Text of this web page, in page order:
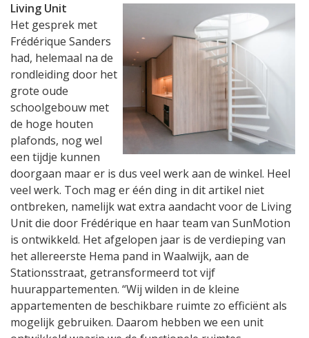
Living Unit
Het gesprek met
Frédérique Sanders
had, helemaal na de
rondleiding door het
grote oude
schoolgebouw met
de hoge houten
plafonds, nog wel
een tijdje kunnen
doorgaan maar er is dus veel werk aan de winkel. Heel
veel werk. Toch mag er één ding in dit artikel niet
ontbreken, namelijk wat extra aandacht voor de Living
Unit die door Frédérique en haar team van SunMotion
is ontwikkeld. Het afgelopen jaar is de verdieping van
het allereerste Hema pand in Waalwijk, aan de
Stationsstraat, getransformeerd tot vijf
huurappartementen. “Wij wilden in de kleine
appartementen de beschikbare ruimte zo efficiënt als
mogelijk gebruiken. Daarom hebben we een unit